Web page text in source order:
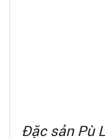
Đặc sản Pù